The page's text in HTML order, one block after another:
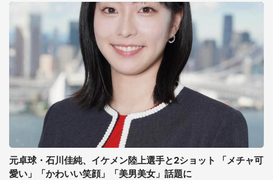
元卓球・石川佳純、イケメン陸上選手と2ショット 「メチャ可
愛い」「かわいい笑顔」「美男美女」話題に